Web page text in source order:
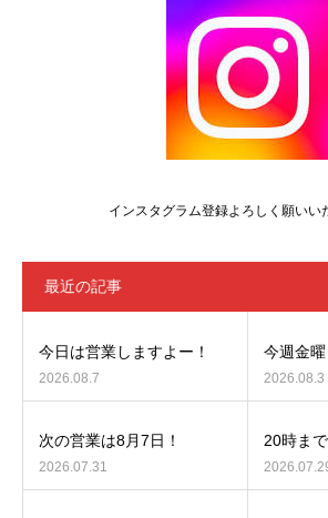
インスタグラム登録よろしく願いい
最近の記事
今日は営業しますよー！
2026.08.7
今週金曜
2026.08.3
次の営業は8月7日！
2026.07.31
20時まで